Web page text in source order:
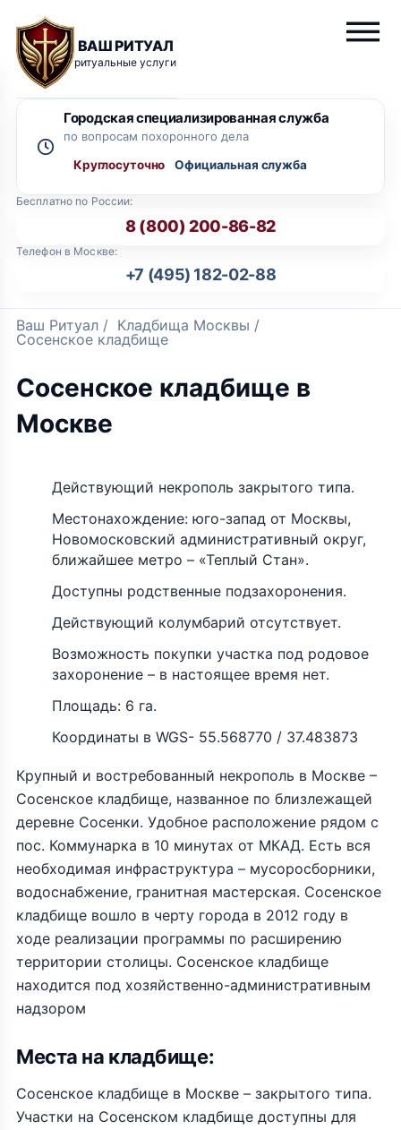
ВАШ РИТУАЛ
ритуальные услуги
Бесплатно по России:
8 (800) 200-86-82
Телефон в Москве:
+7 (495) 182-02-88
Городская специализированная служба
по вопросам похоронного дела
Круглосуточно
Ваш Ритуал / Кладбища Москвы /
Сосенское кладбище
Сосенское кладбище в
Москве
Действующий некрополь закрытого типа.
Местонахождение: юго-запад от Москвы,
Новомосковский административный округ,
ближайшее метро – «Теплый Стан».
Доступны родственные подзахоронения.
Действующий колумбарий отсутствует.
Возможность покупки участка под родовое
захоронение – в настоящее время нет.
Площадь: 6 га.
Координаты в WGS- 55.568770 / 37.483873
Крупный и востребованный некрополь в Москве –
Сосенское кладбище, названное по близлежащей
деревне Сосенки. Удобное расположение рядом с
пос. Коммунарка в 10 минутах от МКАД. Есть вся
необходимая инфраструктура – мусоросборники,
водоснабжение, гранитная мастерская. Сосенское
кладбище вошло в черту города в 2012 году в
ходе реализации программы по расширению
территории столицы. Сосенское кладбище
находится под хозяйственно-административным
надзором
Места на кладбище:
Сосенское кладбище в Москве – закрытого типа.
Участки на Сосенском кладбище доступны для